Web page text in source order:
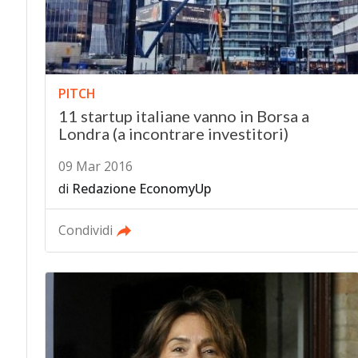
PITCH
11 startup italiane vanno in Borsa a
Londra (a incontrare investitori)
09 Mar 2016
di Redazione EconomyUp
Condividi